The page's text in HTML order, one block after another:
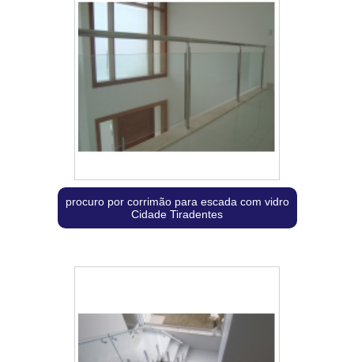
procuro por corrimão para escada com vidro
Cidade Tiradentes